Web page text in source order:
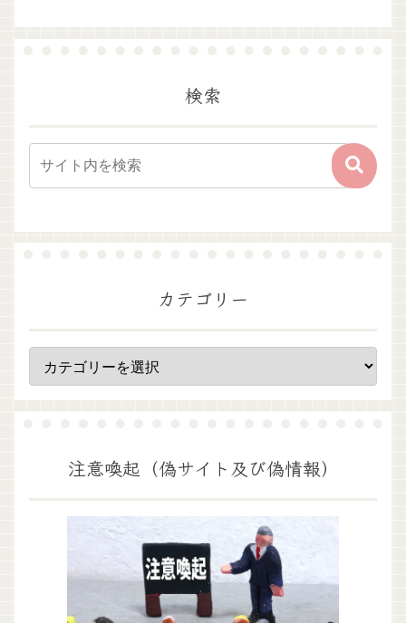
検索
カテゴリー
注意喚起（偽サイト及び偽情報）